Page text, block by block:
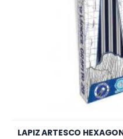
LAPIZ ARTESCO